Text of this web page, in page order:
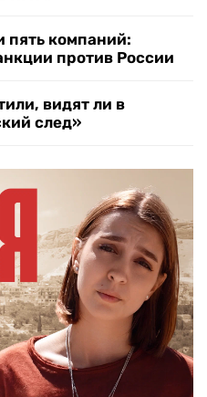
пять компаний:
против России
видят ли в
след»